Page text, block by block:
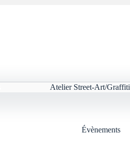
Atelier Street-Art/Graffiti
Évènements